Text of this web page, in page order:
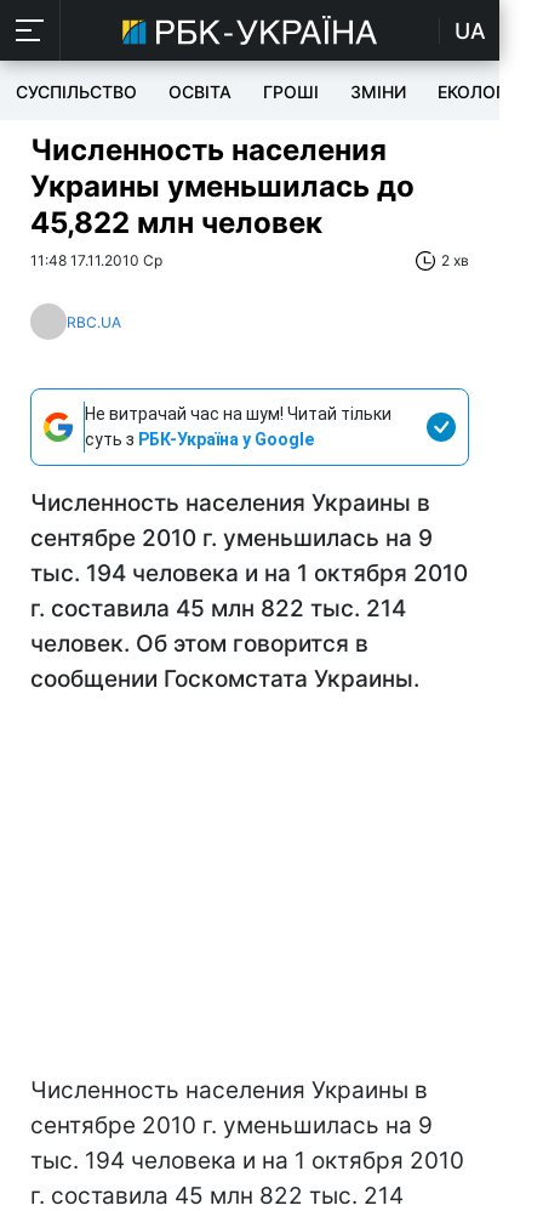
UA
СУСПІЛЬСТВО ОСВІТА ГРОШІ ЗМІНИ ЕКОЛОГІЯ
Численность населения
Украины уменьшилась до
45,822 млн человек
11:48 17.11.2010 Ср 2 хв
RBC.UA
Не витрачай час на шум! Читай тільки
суть з РБК-Україна у Google
Численность населения Украины в
сентябре 2010 г. уменьшилась на 9
тыс. 194 человека и на 1 октября 2010
г. составила 45 млн 822 тыс. 214
человек. Об этом говорится в
сообщении Госкомстата Украины.
Численность населения Украины в
сентябре 2010 г. уменьшилась на 9
тыс. 194 человека и на 1 октября 2010
г. составила 45 млн 822 тыс. 214